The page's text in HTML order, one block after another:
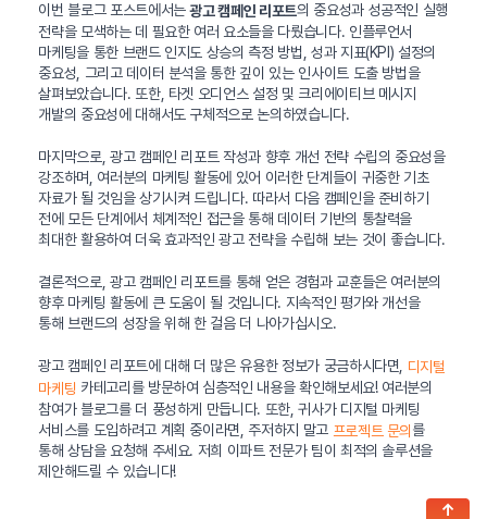
이번 블로그 포스트에서는광고 캠페인 리포트의 중요성과 성공적인 실행
전략을 모색하는 데 필요한 여러 요소들을 다뤘습니다. 인플루언서
마케팅을 통한 브랜드 인지도 상승의 측정 방법, 성과 지표(KPI) 설정의
중요성, 그리고 데이터 분석을 통한 깊이 있는 인사이트 도출 방법을
살펴보았습니다. 또한, 타겟 오디언스 설정 및 크리에이티브 메시지
개발의 중요성에 대해서도 구체적으로 논의하였습니다.
마지막으로, 광고 캠페인 리포트 작성과 향후 개선 전략 수립의 중요성을
강조하며, 여러분의 마케팅 활동에 있어 이러한 단계들이 귀중한 기초
자료가 될 것임을 상기시켜 드립니다. 따라서 다음 캠페인을 준비하기
전에 모든 단계에서 체계적인 접근을 통해 데이터 기반의 통찰력을
최대한 활용하여 더욱 효과적인 광고 전략을 수립해 보는 것이 좋습니다.
결론적으로, 광고 캠페인 리포트를 통해 얻은 경험과 교훈들은 여러분의
향후 마케팅 활동에 큰 도움이 될 것입니다. 지속적인 평가와 개선을
통해 브랜드의 성장을 위해 한 걸음 더 나아가십시오.
광고 캠페인 리포트에 대해 더 많은 유용한 정보가 궁금하시다면, 디지털
마케팅 카테고리를 방문하여 심층적인 내용을 확인해보세요! 여러분의
참여가 블로그를 더 풍성하게 만듭니다. 또한, 귀사가 디지털 마케팅
서비스를 도입하려고 계획 중이라면, 주저하지 말고 프로젝트 문의를
통해 상담을 요청해 주세요. 저희 이파트 전문가 팀이 최적의 솔루션을
제안해드릴 수 있습니다!
↑